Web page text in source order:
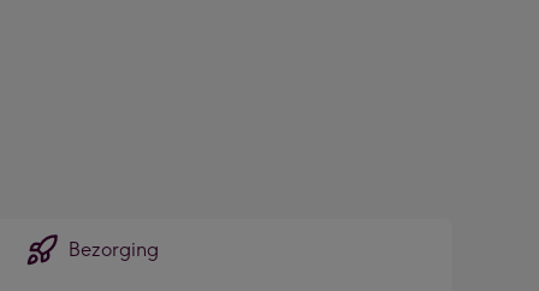
Bezorging